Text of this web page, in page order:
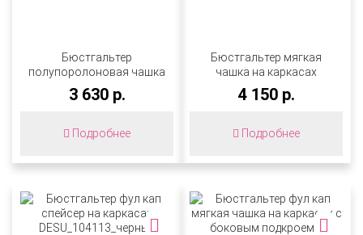
Бюстгальтер
полупоролоновая чашка
на каркасах
DESU_2891_пион
3 630 р.
Подробнее
Бюстгальтер мягкая
чашка на каркасах
DESU_3244_бежевый
4 150 р.
Подробнее